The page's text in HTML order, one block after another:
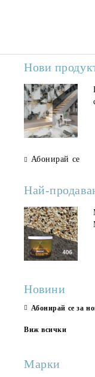
Нови
Абонирай се
Най-
Новини
Абонирай се за
Виж всички
Марки